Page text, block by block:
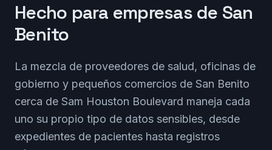
Hecho para empresas de San
Benito
La mezcla de proveedores de salud, oficinas de
gobierno y pequeños comercios de San Benito
cerca de Sam Houston Boulevard maneja cada
uno su propio tipo de datos sensibles, desde
expedientes de pacientes hasta registros